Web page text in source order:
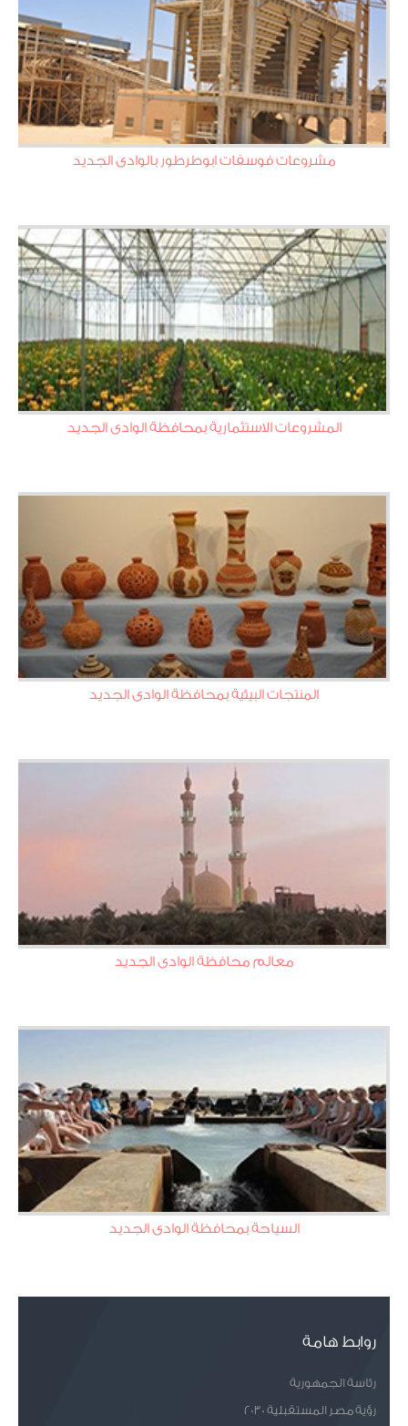
مشروعات فوسفات ابوطرطور بالوادى الجديد
المشروعات الاستثمارية بمحافظة الوادى الجديد
المنتجات البيئية بمحافظة الوادى الجديد
معالم محافظة الوادى الجديد
السياحة بمحافظة الوادى الجديد
روابط هامة
رئاسة الجمهورية
رؤية مصر المستقبلية 2030